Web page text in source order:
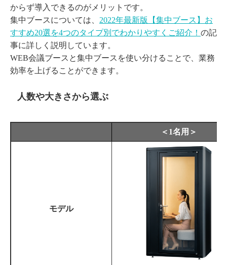
からず導入できるのがメリットです。
集中ブースについては、 2022年最新版【集中ブース】お
すすめ20選を4つのタイプ別でわかりやすくご紹介！ の記
事に詳しく説明しています。
WEB会議ブースと集中ブースを使い分けることで、業務
効率を上げることができます。
人数や大きさから選ぶ
＜1名用＞
モデル